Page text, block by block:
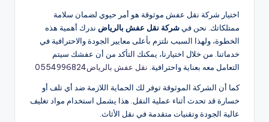
اختيار شركة نقل عفش موثوقة هو أمر حيوي لضمان سلامة
ممتلكاتك. نحن في شركة نقل عفش بالرياض ندرك أهمية هذه
الخطوة، ولهذا السبب نلتزم بأعلى معايير الجودة والاحترافية في
خدماتنا. من خلال اختيارنا، يمكنك التأكد من أن عفشك سيتم
التعامل معه بعناية واحترافية. نقل عفش بالرياض0554996824
كما أن الشركة الموثوقة توفر لك الحماية اللازمة ضد أي تلف أو
خسارة قد تحدث أثناء عملية النقل. هذا يشمل استخدام مواد تغليف
عالية الجودة وتقنيات متقدمة في نقل الأثاث.